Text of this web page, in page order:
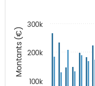
Montants (€)
100k
200k
300k